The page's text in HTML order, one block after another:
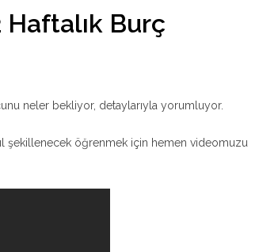
Haftalık Burç
neler bekliyor, detaylarıyla yorumluyor.
şekillenecek öğrenmek için hemen videomuzu